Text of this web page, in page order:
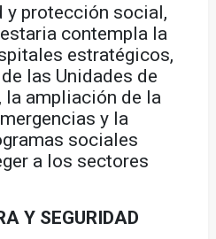
y protección social,
contempla la
estratégicos,
las Unidades de
ampliación de la
y la
sociales
a los sectores
Y SEGURIDAD